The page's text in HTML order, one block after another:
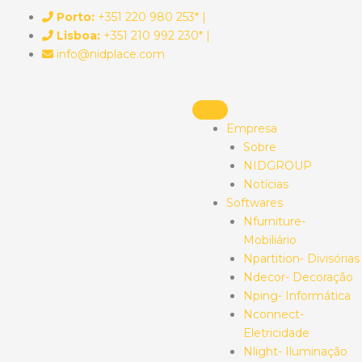
content
Porto: +351 220 980 253* |
Lisboa: +351 210 992 230* |
info@nidplace.com
Empresa
Sobre
NIDGROUP
Notícias
Softwares
Nfurniture-
Mobiliário
Npartition- Divisórias
Ndecor- Decoração
Nping- Informática
Nconnect-
Eletricidade
Nlight- Iluminação